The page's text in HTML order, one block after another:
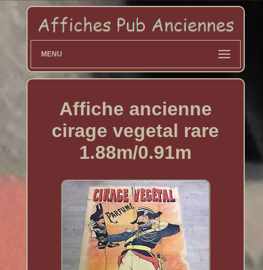
MENU
Affiche ancienne
cirage vegetal rare
1.88m/0.91m